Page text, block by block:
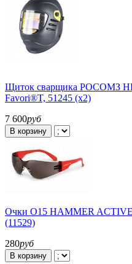
Щиток сварщика РОСОМЗ
Favori®T, 51245 (х2)
7 600руб
В корзину
Очки О15 HAMMER
(11529)
280руб
В корзину